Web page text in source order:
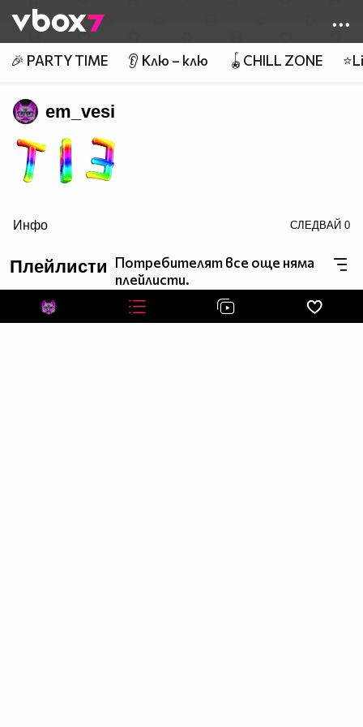
👾
🎉 PARTY TIME 👂 Клю – клю 🪀CHILL ZONE
em_vesi
Инфо СЛЕДВАЙ 0
Плейлисти Потребителят все още няма
плейлисти.